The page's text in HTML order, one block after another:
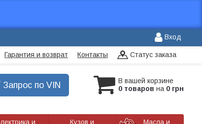
Вход
Гарантия и возврат Контакты Статус заказа
В вашей корзине
0 товаров на 0 грн
Запрос по VIN
и
Кузов и
Масла и